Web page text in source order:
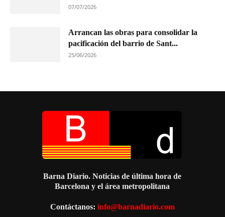
07/07/2026
Arrancan las obras para consolidar la
pacificación del barrio de Sant...
25/06/2026
Barna Diario. Noticias de última hora de
Barcelona y el área metropolitana
Contáctanos: info@barnadiario.com